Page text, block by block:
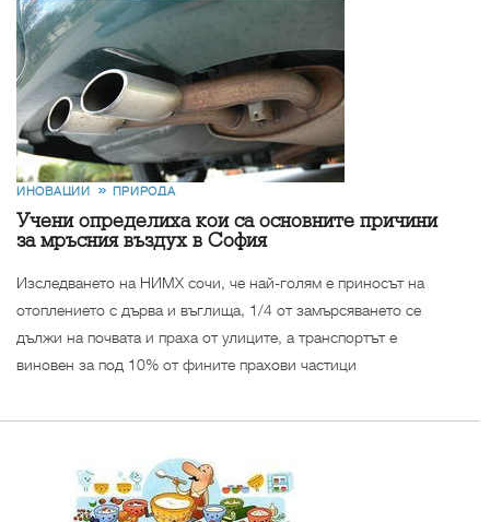
ИНОВАЦИИ ПРИРОДА
Учени определиха кои са основните причини
за мръсния въздух в София
Изследването на НИМХ сочи, че най-голям е приносът на
отоплението с дърва и въглища, 1/4 от замърсяването се
дължи на почвата и праха от улиците, а транспортът е
виновен за под 10% от фините прахови частици